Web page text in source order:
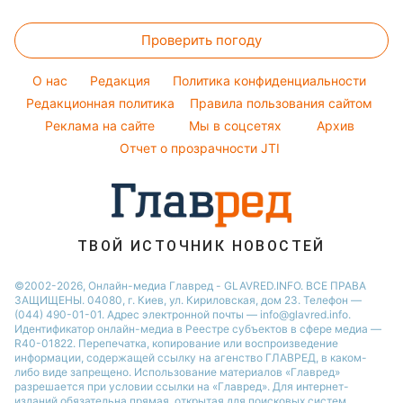
Ольга Сумская
Филипп Киркоров
Новости Ровно
Праздничное меню
Народные приметы
Все о шоу-бизнесе
Погода на сегодня
Погода на завтра
Пылевая буря
Уборка
Комнатные растения
Авто
Проверить погоду
O нас Редакция
Политика конфиденциальности
Редакционная политика
Правила пользования сайтом
Реклама на сайте
Мы в соцсетях
Архив
Отчет о прозрачности JTI
ТВОЙ ИСТОЧНИК НОВОСТЕЙ
©2002-2026, Онлайн-медиа Главред - GLAVRED.INFO. ВСЕ ПРАВА
ЗАЩИЩЕНЫ. 04080, г. Киев, ул. Кириловская, дом 23. Телефон —
(044) 490-01-01. Адрес электронной почты — info@glavred.info.
Идентификатор онлайн-медиа в Реестре cубъектов в сфере медиа —
R40-01822. Перепечатка, копирование или воспроизведение
информации, содержащей ссылку на агенство ГЛАВРЕД, в каком-
либо виде запрещено. Использование материалов «Главред»
разрешается при условии ссылки на «Главред». Для интернет-